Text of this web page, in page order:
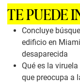
n
d
s
TE PUEDE
Concluye
edificio en
desaparecida
Qué es la
que preocupa a